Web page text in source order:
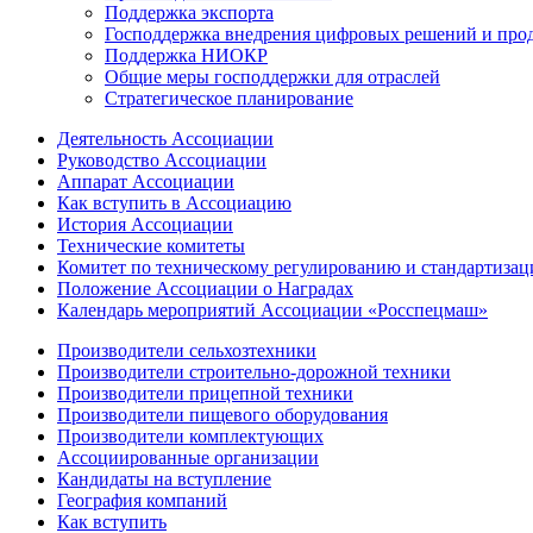
Поддержка экспорта
Господдержка внедрения цифровых решений и
Поддержка НИОКР
Общие меры господдержки для отраслей
Стратегическое планирование
Деятельность Ассоциации
Руководство Ассоциации
Аппарат Ассоциации
Как вступить в Ассоциацию
История Ассоциации
Технические комитеты
Комитет по техническому регулированию и
Положение Ассоциации о Наградах
Календарь мероприятий Ассоциации «Росспецмаш»
Производители сельхозтехники
Производители строительно-дорожной техники
Производители прицепной техники
Производители пищевого оборудования
Производители комплектующих
Ассоциированные организации
Кандидаты на вступление
География компаний
Как вступить